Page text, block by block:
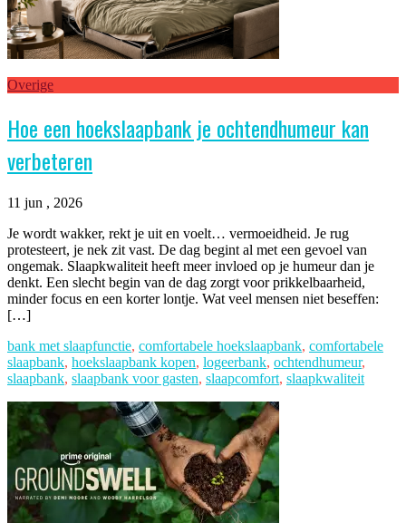
Overige
Hoe een hoekslaapbank je ochtendhumeur kan
verbeteren
11 jun , 2026
Je wordt wakker, rekt je uit en voelt… vermoeidheid. Je rug
protesteert, je nek zit vast. De dag begint al met een gevoel van
ongemak. Slaapkwaliteit heeft meer invloed op je humeur dan je
denkt. Een slecht begin van de dag zorgt voor prikkelbaarheid,
minder focus en een korter lontje. Wat veel mensen niet beseffen:
[…]
bank met slaapfunctie, comfortabele hoekslaapbank, comfortabele
slaapbank, hoekslaapbank kopen, logeerbank, ochtendhumeur,
slaapbank, slaapbank voor gasten, slaapcomfort, slaapkwaliteit